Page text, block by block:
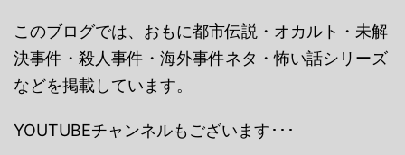
このブログでは、おもに都市伝説・オカルト・未解
決事件・殺人事件・海外事件ネタ・怖い話シリーズ
などを掲載しています。
YOUTUBEチャンネルもございます･･･